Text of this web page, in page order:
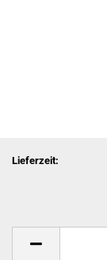
Lieferzeit: